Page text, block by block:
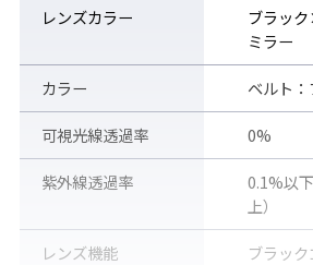
各モデルの右アイカップには、World
認ロゴ入り。世界中のS/SB/SM11クラ
ご使用いただくことができます。
レンズカラー
ブラッ
ミラー
カラー ベルト
可視光線透過率 0%
紫外線透過率
0.1%以
上）
レンズ機能 ブラッ